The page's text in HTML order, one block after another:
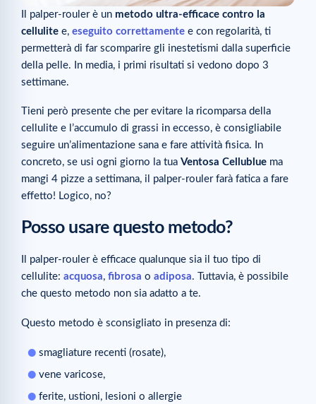
Il palper-rouler è un metodo ultra-efficace contro la
cellulite e, eseguito correttamente e con regolarità, ti
permetterà di far scomparire gli inestetismi dalla superficie
della pelle. In media, i primi risultati si vedono dopo 3
settimane.
Tieni però presente che per evitare la ricomparsa della
cellulite e l’accumulo di grassi in eccesso, è consigliabile
seguire un’alimentazione sana e fare attività fisica. In
concreto, se usi ogni giorno la tua Ventosa Cellublue ma
mangi 4 pizze a settimana, il palper-rouler farà fatica a fare
effetto! Logico, no?
Posso usare questo metodo?
Il palper-rouler è efficace qualunque sia il tuo tipo di
cellulite: acquosa, fibrosa o adiposa. Tuttavia, è possibile
che questo metodo non sia adatto a te.
Questo metodo è sconsigliato in presenza di:
smagliature recenti (rosate),
vene varicose,
ferite, ustioni, lesioni o allergie